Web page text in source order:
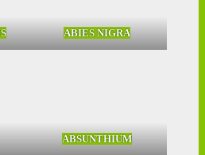
ABIES NIGRA
ABSUNTHIUM